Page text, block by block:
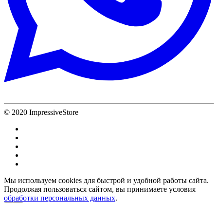
© 2020 ImpressiveStore
Мы используем cookies для быстрой и удобной работы сайта.
Продолжая пользоваться сайтом, вы принимаете условия
обработки персональных данных.